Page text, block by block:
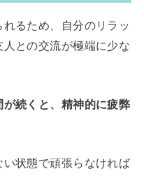
るため、自分のリラッ
との交流が極端に少な
続くと、精神的に疲弊
状態で頑張らなければ